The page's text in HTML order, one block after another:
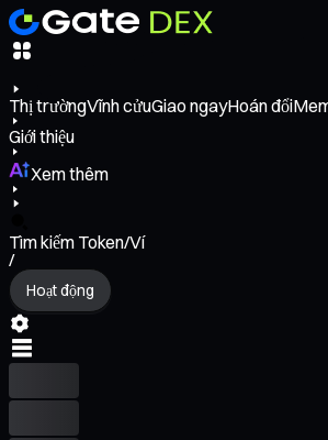
Thị trườngVĩnh cửuGiao ngayHoán đổi
Giới thiệu
Xem thêm
Tìm kiếm Token/Ví
/
Hoạt động